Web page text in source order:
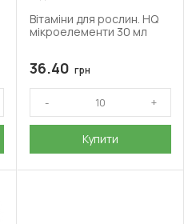
Вітаміни для рослин. HQ
мікроелементи 30 мл
36.40 грн
Купити